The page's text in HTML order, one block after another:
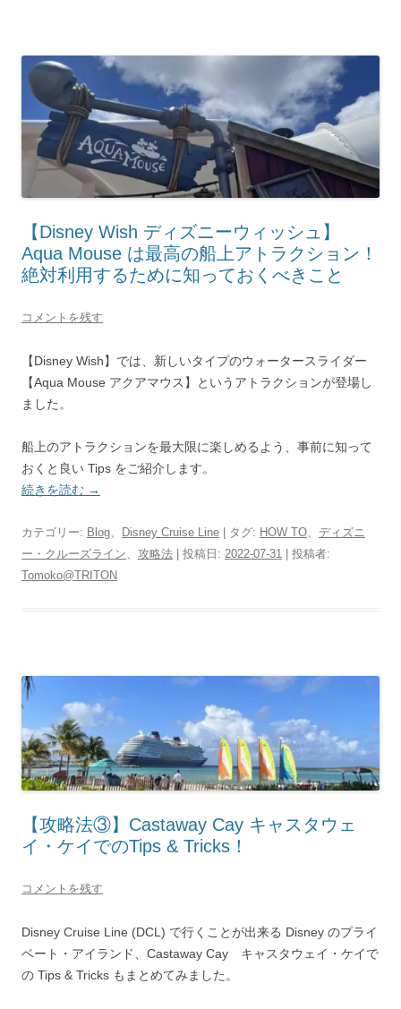
【Disney Wish ディズニーウィッシュ】
Aqua Mouse は最高の船上アトラクション！
絶対利用するために知っておくべきこと
コメントを残す
【Disney Wish】では、新しいタイプのウォータースライダー
【Aqua Mouse アクアマウス】というアトラクションが登場し
ました。
船上のアトラクションを最大限に楽しめるよう、事前に知って
おくと良い Tips をご紹介します。
続きを読む →
カテゴリー: Blog、 Disney Cruise Line | タグ: HOW TO、 ディズニ
ー・クルーズライン、 攻略法 | 投稿日: 2022-07-31
投稿者:
Tomoko@TRITON
【攻略法③】Castaway Cay キャスタウェ
イ・ケイでのTips & Tricks！
コメントを残す
Disney Cruise Line (DCL) で行くことが出来る Disney のプライ
ベート・アイランド、Castaway Cay キャスタウェイ・ケイで
の Tips & Tricks もまとめてみました。